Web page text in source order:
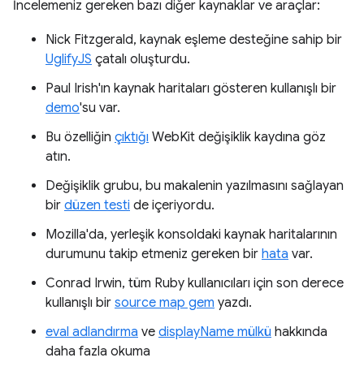
İncelemeniz gereken bazı diğer kaynaklar ve araçlar:
Nick Fitzgerald, kaynak eşleme desteğine sahip bir
UglifyJS çatalı oluşturdu.
Paul Irish'ın kaynak haritaları gösteren kullanışlı bir
demo'su var.
Bu özelliğin çıktığı WebKit değişiklik kaydına göz
atın.
Değişiklik grubu, bu makalenin yazılmasını sağlayan
bir düzen testi de içeriyordu.
Mozilla'da, yerleşik konsoldaki kaynak haritalarının
durumunu takip etmeniz gereken bir hata var.
Conrad Irwin, tüm Ruby kullanıcıları için son derece
kullanışlı bir source map gem yazdı.
eval adlandırma ve displayName mülkü hakkında
daha fazla okuma